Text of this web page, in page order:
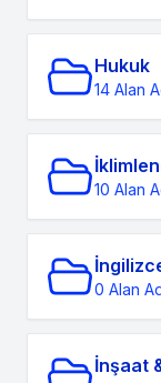
Hukuk
14 Alan
10 Alan
0 Alan
İnşaat